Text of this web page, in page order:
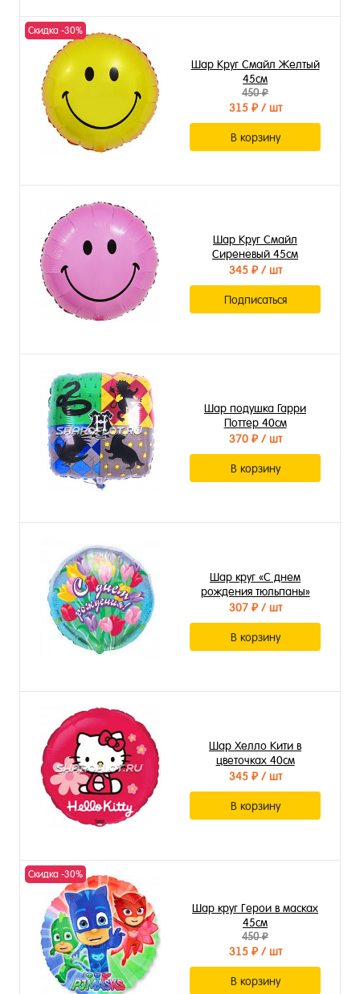
Скидка -30%
Шар Круг Смайл Желтый
45см
450 ₽
315 ₽/ шт
В корзину
Шар Круг Смайл
Сиреневый 45см
345 ₽/ шт
Подписаться
Шар подушка Гарри
Поттер 40см
370 ₽/ шт
В корзину
Шар круг «С днем
рождения тюльпаны»
307 ₽/ шт
В корзину
Шар Хелло Кити в
цветочках 40см
345 ₽/ шт
В корзину
Скидка -30%
Шар круг Герои в масках
45см
450 ₽
315 ₽/ шт
В корзину